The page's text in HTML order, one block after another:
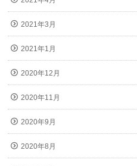
2021年3月
2021年1月
2020年12月
2020年11月
2020年9月
2020年8月